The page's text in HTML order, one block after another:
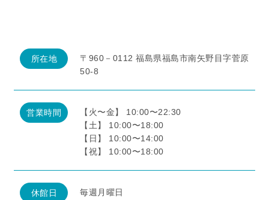
所在地
〒960－0112 福島県福島市南矢野目字菅原
50-8
営業時間
【火〜金】 10:00〜22:30
【土】 10:00〜18:00
【日】 10:00〜14:00
【祝】 10:00〜18:00
休館日
毎週月曜日